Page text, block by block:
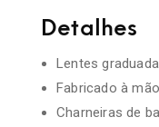
Detalhes
Lentes
Fabricado à
Charneiras de